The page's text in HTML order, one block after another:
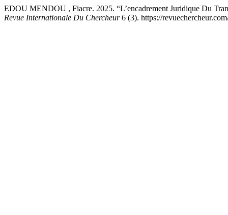
EDOU MENDOU , Fiacre. 2025. “L’encadrement Juridique Du
Revue Internationale Du Chercheur6 (3). https://